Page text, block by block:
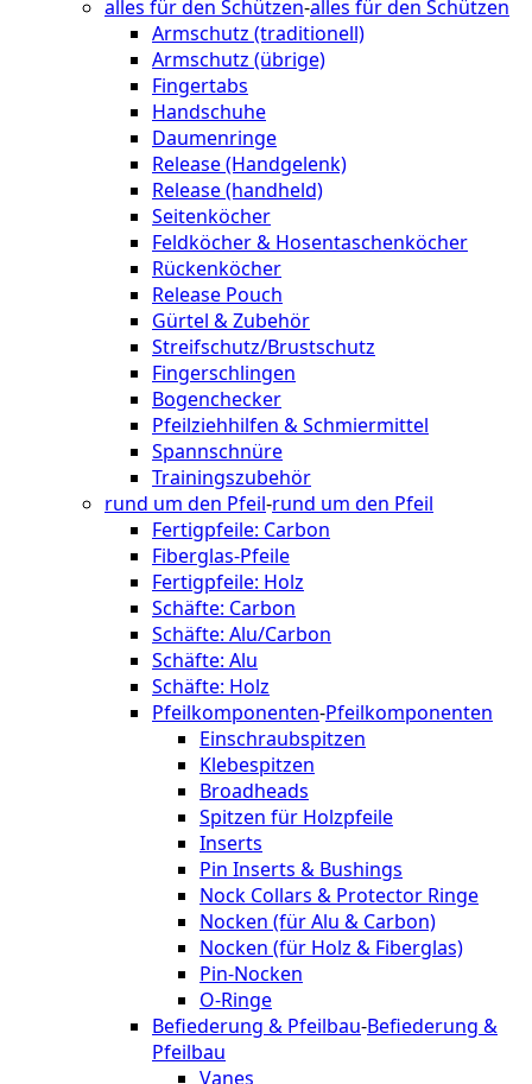
alles für den Schützen-alles für den Schützen
Armschutz (traditionell)
Armschutz (übrige)
Fingertabs
Handschuhe
Daumenringe
Release (Handgelenk)
Release (handheld)
Seitenköcher
Feldköcher & Hosentaschenköcher
Rückenköcher
Release Pouch
Gürtel & Zubehör
Streifschutz/Brustschutz
Fingerschlingen
Bogenchecker
Pfeilziehhilfen & Schmiermittel
Spannschnüre
Trainingszubehör
rund um den Pfeil-rund um den Pfeil
Fertigpfeile: Carbon
Fiberglas-Pfeile
Fertigpfeile: Holz
Schäfte: Carbon
Schäfte: Alu/Carbon
Schäfte: Alu
Schäfte: Holz
Pfeilkomponenten-Pfeilkomponenten
Einschraubspitzen
Klebespitzen
Broadheads
Spitzen für Holzpfeile
Inserts
Pin Inserts & Bushings
Nock Collars & Protector Ringe
Nocken (für Alu & Carbon)
Nocken (für Holz & Fiberglas)
Pin-Nocken
O-Ringe
Befiederung & Pfeilbau-Befiederung &
Pfeilbau
Vanes